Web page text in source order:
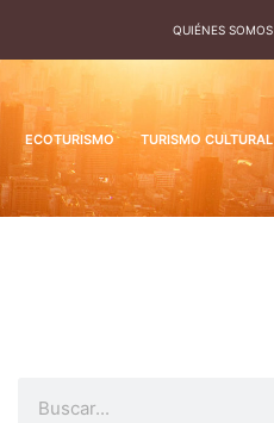
QUIÉNES SOMOS
ECOTURISMO TURISMO CULTURAL